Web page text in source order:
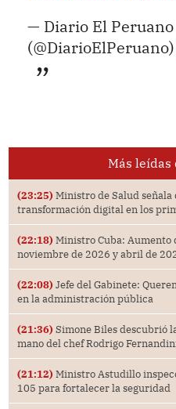
— Diario El Peruano
(@DiarioElPeruano)
Más leídas
(23:25) Ministro de Salud señala
transformación digital en los
(22:18) Ministro Cuba: Aumento
noviembre de 2026 y abril de
(22:08) Jefe del Gabinete:
en la administración pública
(21:36) Simone Biles descubrió
mano del chef Rodrigo
(21:12) Ministro Astudillo
105 para fortalecer la seguridad